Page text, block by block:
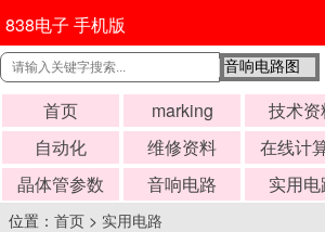
838电子 手机版
首页 marking 技术资
自动化
维修资料 在线计
晶体管参数
音响电路 实用电
位置： 首页 > 实用电路